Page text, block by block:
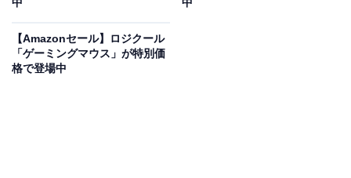
す。
さらに高さ調整・縦横回転・チルト対応のスタンドによ
り、姿勢や作業内容に合わせた柔軟なセッティングが可
【Amazonセール】ロジクール
「ゲーミングマウス」が特別価
格で登場中